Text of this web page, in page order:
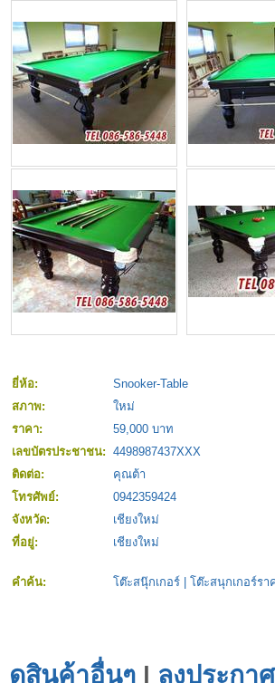
ยี่ห้อ: Snooker-Table
สภาพ:
ใหม่
ราคา:
59,000 บาท
เลขบัตรประชาชน: 4498987437XXX
ติดต่อ:
คุณต้า
โทรศัพย์:
0942359424
จังหวัด:
เชียงใหม่
ที่อยู่:
เชียงใหม่
คำค้น: โต๊ะสนุ๊กเกอร์ โต๊ะสนุกเกอร์รา
ดูสินค้าอื่นๆ | ลงประกาศ